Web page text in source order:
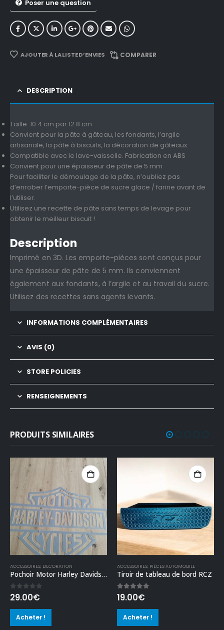
Poser une question
AJOUTER À LA LISTE D’ENVIES COMPARER
DESCRIPTION
Taille: 10.4 cm par 12.8 cm
Convient pour la pâte à gâteau, les fondants, l’argile
artisanale, la pâte à biscuits, la décoration de gâteaux.
Compatible avec le lave-vaisselle. Fabrication en ABS
Convient pour une épaisseur de pâte de 5 mm
Pour faciliter le démoulage de la pâte, n’oubliez pas
d’enrober l’emporte-pièce de sucre glace / farine avant de
l’utiliser.
Utilisez une recette de pâte sans temps de levage pour
obtenir le meilleur biscuit !
Description
Imprimé en 3D. Les emporte-pièces sont conçus pour
une épaisseur de pâte de 5 mm. Ils conviennent
également aux fondants, à l’argile et au travail du sucre.
Utilisez des recettes sans agents levants.
INFORMATIONS COMPLÉMENTAIRES
AVIS (0)
STORE POLICIES
RENSEIGNEMENTS
PRODUITS SIMILAIRES
TECHNIQUES
ACCESSOIRES, DECORATION
Pochoir Motor Harley Davidson
0out of 5
29.00€
Acheter !
ACCESSOIRES, PIÈCES AUTOMOBILE
Tiroir de tableau de bord RCZ
5.00 out of 5
19.00€
Acheter !